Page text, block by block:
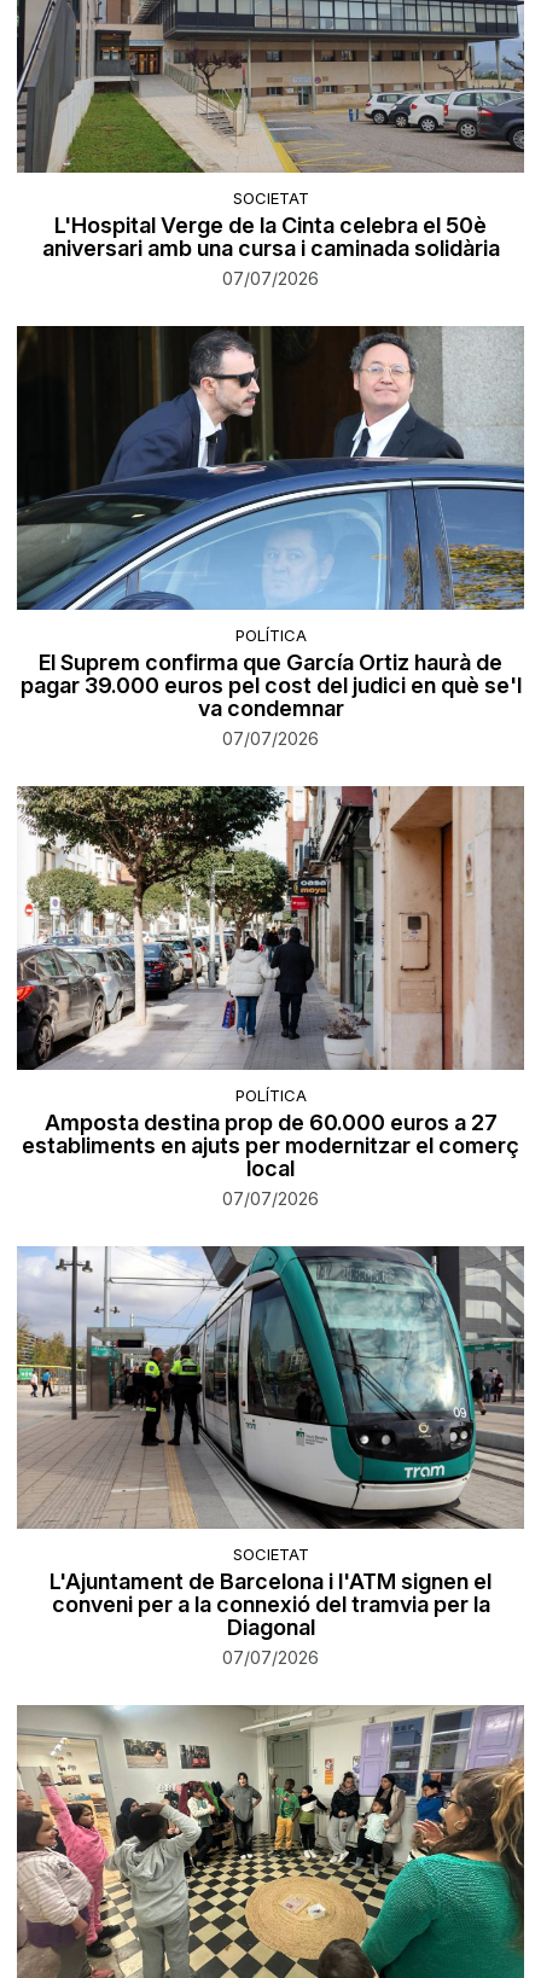
SOCIETAT
L'Hospital Verge de la Cinta celebra el 50è
aniversari amb una cursa i caminada solidària
07/07/2026
POLÍTICA
El Suprem confirma que García Ortiz haurà de
pagar 39.000 euros pel cost del judici en què se'l
va condemnar
07/07/2026
POLÍTICA
Amposta destina prop de 60.000 euros a 27
establiments en ajuts per modernitzar el comerç
local
07/07/2026
SOCIETAT
L'Ajuntament de Barcelona i l'ATM signen el
conveni per a la connexió del tramvia per la
Diagonal
07/07/2026